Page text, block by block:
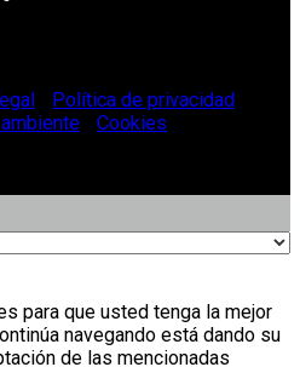
Política de privacidad
Cookies
para que usted tenga la mejor
navegando está dando su
de las mencionadas